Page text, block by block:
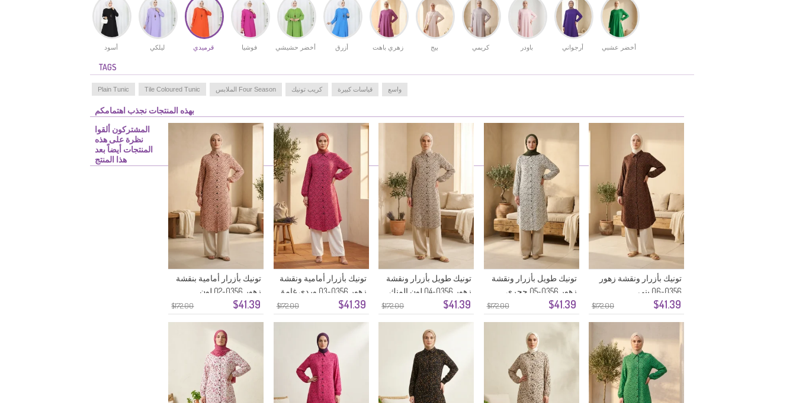
أسود ليلكي قرميدي فوشيا أخضر حشيشي أزرق زهري باهت بيج كريمي باودر أرجواني أخضر عشبي
TAGS
Plain Tunic Tile Coloured Tunic Four Season الملابس كريب تونيك قياسات كبيرة واسع
بهذه المنتجات نجذب اهتمامكم
$172.00 $41.39
تونيك بأزرار ونقشة زهور
0356-06 بني
$172.00 $41.39
تونيك طويل بأزرار ونقشة
زهور 0356-05 حجري
$172.00 $41.39
تونيك طويل بأزرار ونقشة
زهور 0356-04 لون المنك
$172.00 $41.39
تونيك بأزرار أمامية ونقشة
زهور 0356-03 وردي غامق
$172.00 $41.39
تونيك بأزرار أمامية بنقشة
زهور 0356-02 لون
السلمون
المشتركون ألقوا
نظرة على هذه
المنتجات أيضاً بعد
هذا المنتج